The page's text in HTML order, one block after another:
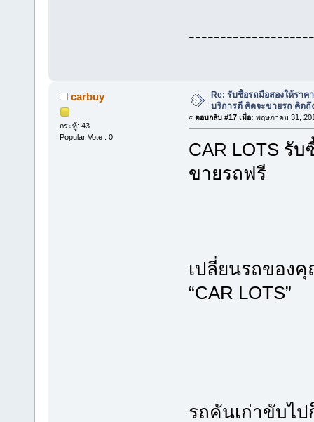
carbuy
กระทู้: 43
Popular Vote : 0
Re: รับซื้อรถมือสองให้ราค
บริการดี คิดจะขายรถ คิดถึ
« ตอบกลับ #17 เมื่อ: พฤษภาคม 31,
CAR LOTS รั
ขายรถฟรี
เปลี่ยนรถของ
“CAR LOTS”
รถคันเก่าขับไป